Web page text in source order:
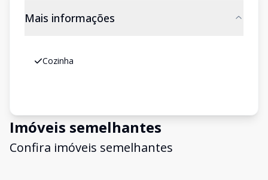
Mais informações
Cozinha
Imóveis semelhantes
Confira imóveis semelhantes